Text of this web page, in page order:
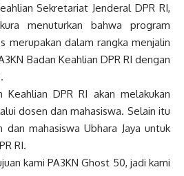
Sekretariat Jenderal DPR RI,
menuturkan bahwa program
merupakan dalam rangka menjalin
Badan Keahlian DPR RI dengan
Keahlian DPR RI akan melakukan
dosen dan mahasiswa. Selain itu
mahasiswa Ubhara Jaya untuk
RI.
kami PA3KN Ghost 50, jadi kami